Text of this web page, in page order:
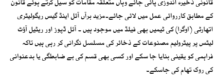
قانونی ذخیرہ اندوزی پائی جائے وہاں متعلقہ مقامات کو سیل کرتے ہوئے قانون
کے مطابق کارروائی عمل میں لائی جائے۔مزید برآں آئل اینڈ گیس ریگولیٹری
اتھارٹی (اوگرا) کی ٹیمیں بھی فیلڈ میں موجود ہیں ۔ آئل ڈپوز اور ریٹیل آؤٹ
لیٹس پر پیٹرولیم مصنوعات کے ذخائر کی مسلسل نگرانی کر رہی ہیں تاکہ
فراہمی کو یقینی بنایا جا سکے اور کسی بھی قسم کی بے ضابطگی یا بدعنوانی
کی روک تھام کی جاسکے۔